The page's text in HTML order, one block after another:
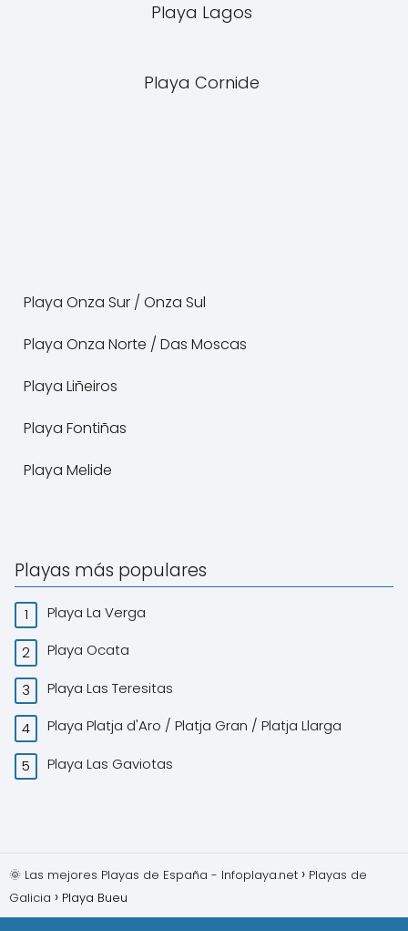
Playa Lagos
Playa Cornide
Playa Onza Sur / Onza Sul
Playa Onza Norte / Das Moscas
Playa Liñeiros
Playa Fontiñas
Playa Melide
Playas más populares
Playa La Verga
Playa Ocata
Playa Las Teresitas
Playa Platja d'Aro / Platja Gran / Platja Llarga
Playa Las Gaviotas
🌞 Las mejores Playas de España - Infoplaya.net
Playas de
Galicia
Playa Bueu